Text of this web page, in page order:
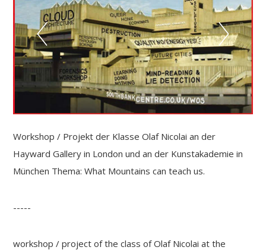
Workshop / Projekt der Klasse Olaf Nicolai an der
Hayward Gallery in London und an der Kunstakademie in
München Thema: What Mountains can teach us.
-----
workshop / project of the class of Olaf Nicolai at the